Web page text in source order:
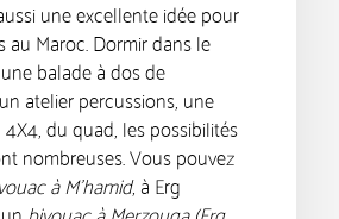
une excellente idée pour
au Maroc. Dormir dans le
balade à dos de
atelier percussions, une
4X4, du quad, les possibilités
nombreuses. Vous pouvez
à M’hamid, à Erg